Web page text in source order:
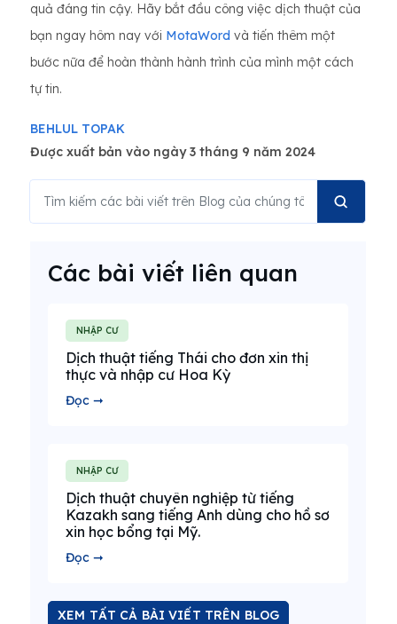
quả đáng tin cậy. Hãy bắt đầu công việc dịch thuật của
bạn ngay hôm nay với MotaWord và tiến thêm một
bước nữa để hoàn thành hành trình của mình một cách
tự tin.
BEHLUL TOPAK
Được xuất bản vào ngày 3 tháng 9 năm 2024
Các bài viết liên quan
NHẬP CƯ
Dịch thuật tiếng Thái cho đơn xin thị
thực và nhập cư Hoa Kỳ
Đọc ➞
NHẬP CƯ
Dịch thuật chuyên nghiệp từ tiếng
Kazakh sang tiếng Anh dùng cho hồ sơ
xin học bổng tại Mỹ.
Đọc ➞
XEM TẤT CẢ BÀI VIẾT TRÊN BLOG